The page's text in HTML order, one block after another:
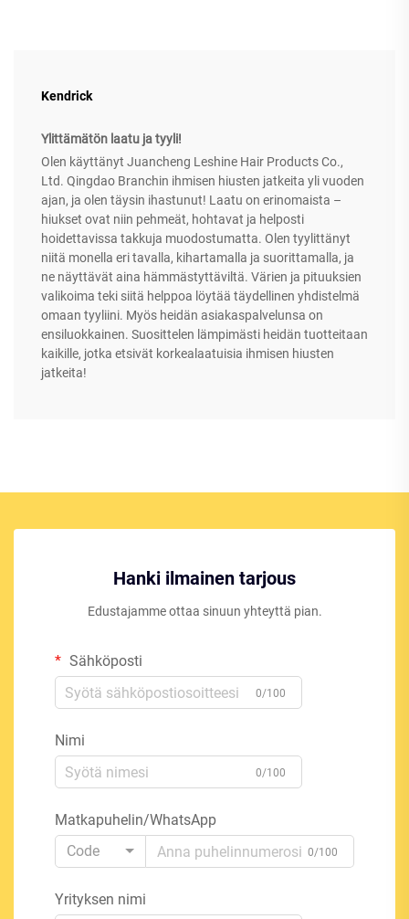
Kendrick
Ylittämätön laatu ja tyyli!
Olen käyttänyt Juancheng Leshine Hair Products Co.,
Ltd. Qingdao Branchin ihmisen hiusten jatkeita yli vuoden
ajan, ja olen täysin ihastunut! Laatu on erinomaista –
hiukset ovat niin pehmeät, hohtavat ja helposti
hoidettavissa takkuja muodostumatta. Olen tyylittänyt
niitä monella eri tavalla, kihartamalla ja suorittamalla, ja
ne näyttävät aina hämmästyttäviltä. Värien ja pituuksien
valikoima teki siitä helppoa löytää täydellinen yhdistelmä
omaan tyyliini. Myös heidän asiakaspalvelunsa on
ensiluokkainen. Suosittelen lämpimästi heidän tuotteitaan
kaikille, jotka etsivät korkealaatuisia ihmisen hiusten
jatkeita!
Hanki ilmainen tarjous
Edustajamme ottaa sinuun yhteyttä pian.
Sähköposti
0/100
Nimi
0/100
Matkapuhelin/WhatsApp
Code
0/100
Yrityksen nimi